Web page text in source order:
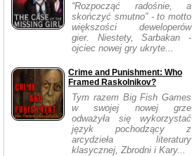
“Rozpocząć radośnie, a
skończyć smutno” - to motto
większości deweloperów
gier. Niestety, Sarbakan -
ojciec nowej gry ukryte...
Crime and Punishment: Who
Framed Raskolnikov?
Tym razem Big Fish Games
w swojej nowej grze
odważyła się wykorzystać
język pochodzący z
arcydzieła literatury
klasycznej, Zbrodni i Kary...